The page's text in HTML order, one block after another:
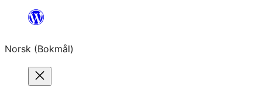
Hopp
innhold
Norsk (Bokmål)